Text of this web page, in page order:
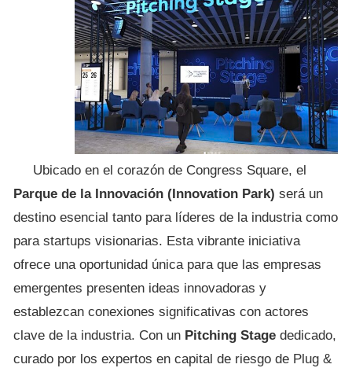
Ubicado en el corazón de Congress Square, el
Parque de la Innovación (Innovation Park) será un
destino esencial tanto para líderes de la industria como
para startups visionarias. Esta vibrante iniciativa
ofrece una oportunidad única para que las empresas
emergentes presenten ideas innovadoras y
establezcan conexiones significativas con actores
clave de la industria. Con un Pitching Stage dedicado,
curado por los expertos en capital de riesgo de Plug &